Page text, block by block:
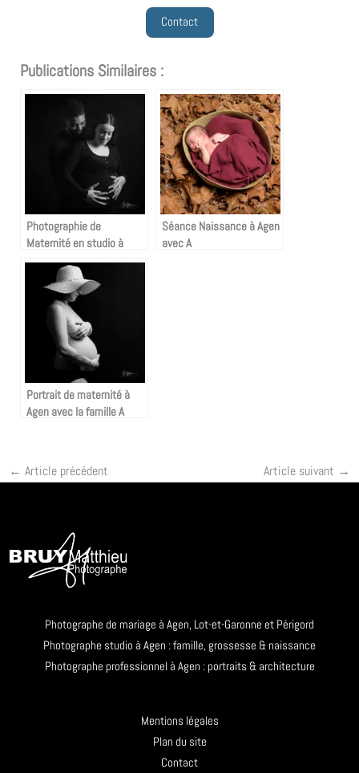
Contact
Publications Similaires :
Photographie de
Maternité en studio à
Agen avec I & N
Séance Naissance à Agen
avec A
Portrait de maternité à
Agen avec la famille A
← Article précédent Article suivant →
Photographe de mariage à Agen, Lot-et-Garonne et Périgord
Photographe studio à Agen : famille, grossesse & naissance
Photographe professionnel à Agen : portraits & architecture
Mentions légales
Plan du site
Contact